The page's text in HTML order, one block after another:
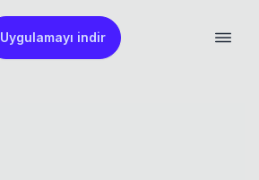
Uygulamayı indir